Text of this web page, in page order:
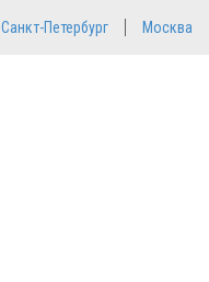
Санкт-Петербург Москва